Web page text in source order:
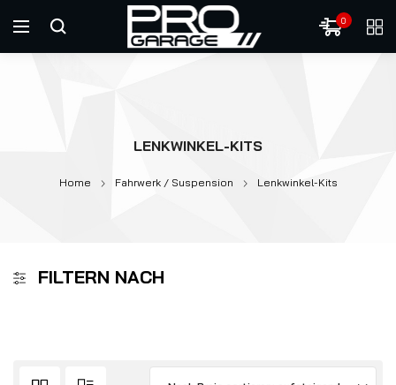
0
LENKWINKEL-KITS
Home Fahrwerk / Suspension Lenkwinkel-Kits
FILTERN NACH